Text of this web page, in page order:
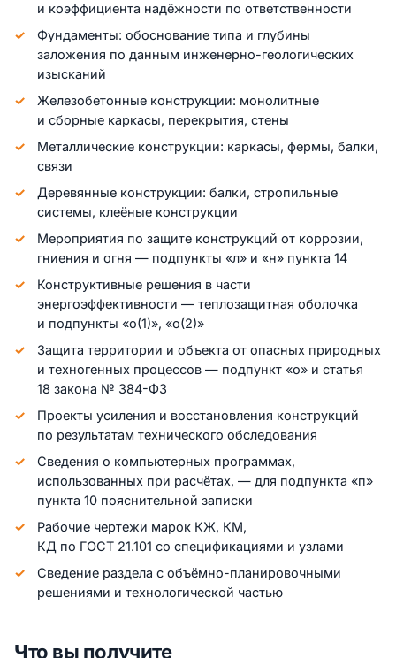
и коэффициента надёжности по ответственности
Фундаменты: обоснование типа и глубины
заложения по данным инженерно-геологических
изысканий
Железобетонные конструкции: монолитные
и сборные каркасы, перекрытия, стены
Металлические конструкции: каркасы, фермы, балки,
связи
Деревянные конструкции: балки, стропильные
системы, клеёные конструкции
Мероприятия по защите конструкций от коррозии,
гниения и огня — подпункты «л» и «н» пункта 14
Конструктивные решения в части
энергоэффективности — теплозащитная оболочка
и подпункты «о(1)», «о(2)»
Защита территории и объекта от опасных природных
и техногенных процессов — подпункт «о» и статья
18 закона № 384-ФЗ
Проекты усиления и восстановления конструкций
по результатам технического обследования
Сведения о компьютерных программах,
использованных при расчётах, — для подпункта «п»
пункта 10 пояснительной записки
Рабочие чертежи марок КЖ, КМ,
КД по ГОСТ 21.101 со спецификациями и узлами
Сведение раздела с объёмно-планировочными
решениями и технологической частью
Что вы получите